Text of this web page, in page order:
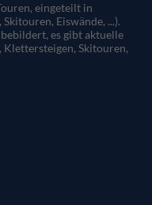
eingeteilt in
Eiswände, ...).
es gibt aktuelle
Skitouren,